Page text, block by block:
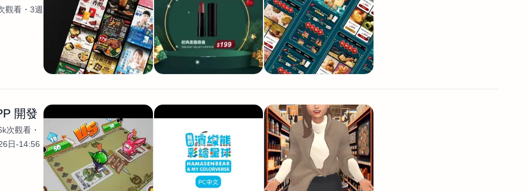
觀看 3週
開發
次觀看
日-14:56